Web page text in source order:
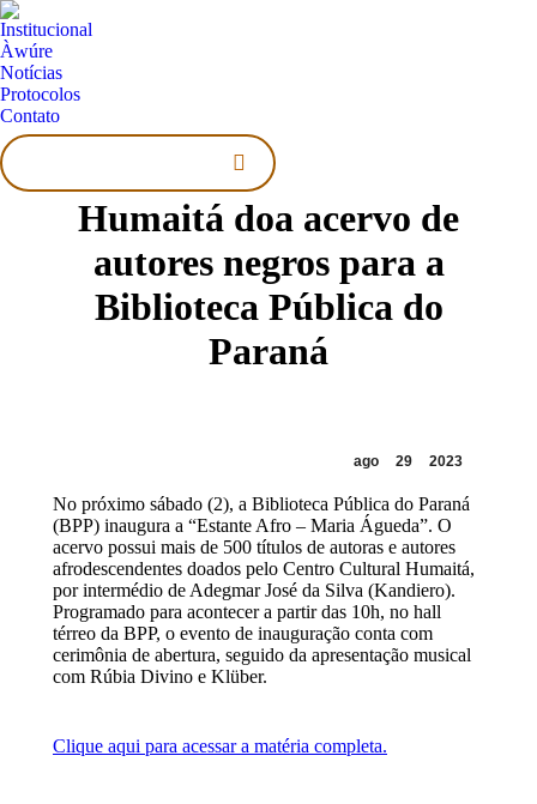
Institucional
Àwúre
Notícias
Protocolos
Contato
Search:
Humaitá doa acervo de
autores negros para a
Biblioteca Pública do
Paraná
ago 29 2023
No próximo sábado (2), a Biblioteca Pública do Paraná
(BPP) inaugura a “Estante Afro – Maria Águeda”. O
acervo possui mais de 500 títulos de autoras e autores
afrodescendentes doados pelo Centro Cultural Humaitá,
por intermédio de Adegmar José da Silva (Kandiero).
Programado para acontecer a partir das 10h, no hall
térreo da BPP, o evento de inauguração conta com
cerimônia de abertura, seguido da apresentação musical
com Rúbia Divino e Klüber.
Clique aqui para acessar a matéria completa.